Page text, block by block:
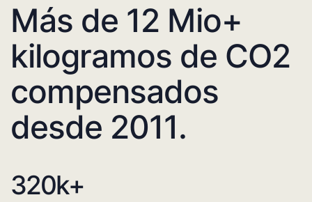
Más de 12 Mio+
kilogramos de CO2
compensados
desde 2011.
320k+